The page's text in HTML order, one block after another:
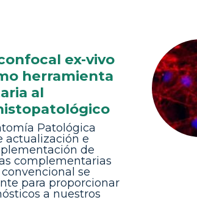
ex-vivo
herramienta
al
Patológica
actualización e
de
complementarias
se
para proporcionar
a nuestros